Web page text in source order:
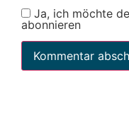
Ja, ich möchte
abonnieren